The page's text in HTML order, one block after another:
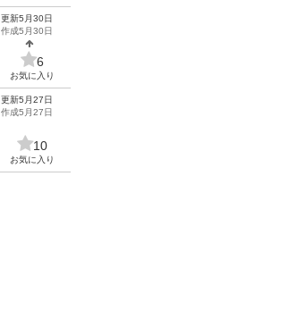
更新5月30日
作成5月30日
6
お気に入り
更新5月27日
作成5月27日
10
お気に入り